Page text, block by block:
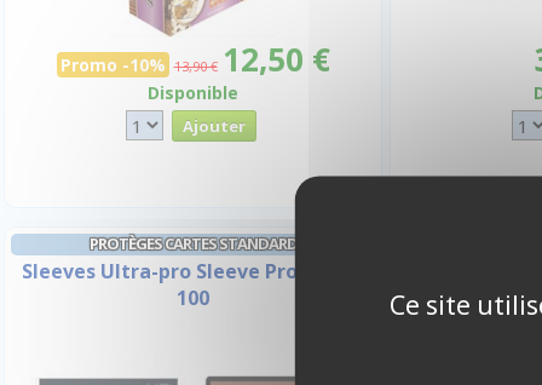
Promo -10% 13,90 € 12,50 €
Disponible
PROTÈGES CARTES STANDARD
Sleeves Ultra-pro Sleeve Pro Fit par
100
Ce site